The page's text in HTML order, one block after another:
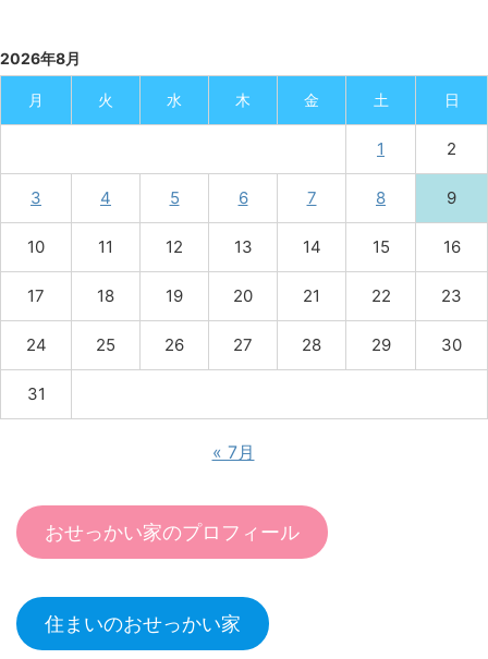
2026年8月
月 火 水 木 金 土 日
1 2
3 4 5 6 7 8 9
10 11 12 13 14 15 16
17 18 19 20 21 22 23
24 25 26 27 28 29 30
31
« 7月
おせっかい家のプロフィール
住まいのおせっかい家